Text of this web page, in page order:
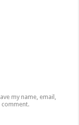
my name, email,